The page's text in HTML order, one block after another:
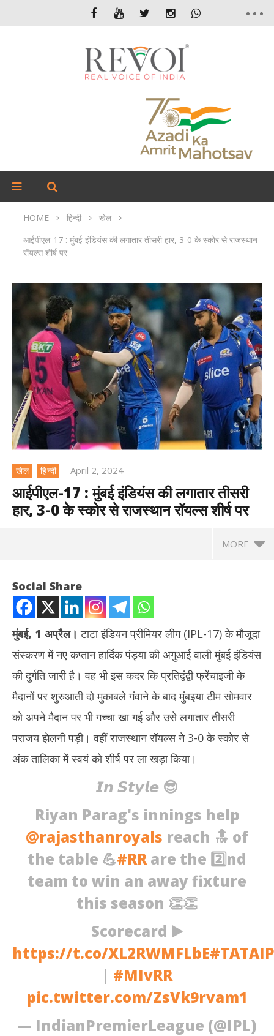
HOME हिन्दी
खेल
आईपीएल-17 : मुंबई इंडियंस की लगातार तीसरी हार, 3-0 के स्कोर से राजस्थान
रॉयल्स शीर्ष पर
खेल हिन्दी April 2, 2024
आईपीएल-17 : मुंबई इंडियंस की लगातार तीसरी
हार, 3-0 के स्कोर से राजस्थान रॉयल्स शीर्ष पर
MORE
आईपीएल-17 : मुंबई इंडियंस की लगातार तीसरी हार, 3-0 के स्कोर से राजस्थान
रॉयल्स शीर्ष पर
2024
Social Share
मुंबई, 1 अप्रैल। टाटा इंडियन प्रीमियर लीग (IPL-17) के मौजूदा
संस्करण में नए कप्तान हार्दिक पंड्या की अगुआई वाली मुंबई इंडियंस
की दुर्गति जारी है। वह भी इस कदर कि प्रतिद्वंद्वी फ्रेंचाइजी के
मैदानों पर शुरुआती दो मुकाबले गंवाने के बाद मुंबइया टीम सोमवार
को अपने मैदान पर भी गच्चा खा गई और उसे लगातार तीसरी
पराजय झेलनी पड़ी। वहीं राजस्थान रॉयल्स ने 3-0 के स्कोर से
अंक तालिका में स्वयं को शीर्ष पर ला खड़ा किया।
𝙄𝙣 𝙎𝙩𝙮𝙡𝙚 😎
Riyan Parag's innings help
@rajasthanroyals reach 🔝 of
the table 💪#RRare the 2️⃣nd
team to win an away fixture
this season 👏👏
Scorecard ▶️
https://t.co/XL2RWMFLbE
| #MIvRR
pic.twitter.com/ZsVk9rvam1
— IndianPremierLeague (@IPL)